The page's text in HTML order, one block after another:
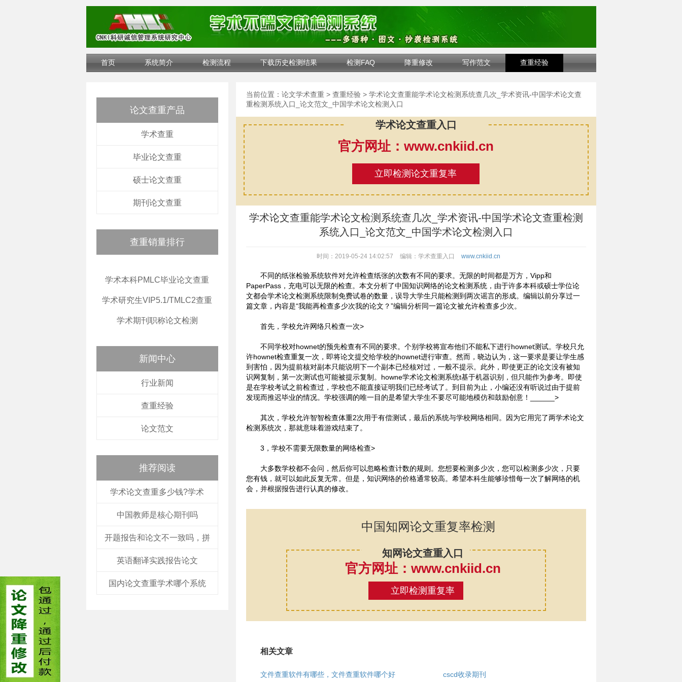
首页 系统简介 检测流程 下载历史检测结果 检测FAQ 降重修改 写作范文 查重经验
论文查重产品
学术查重
毕业论文查重
硕士论文查重
期刊论文查重
查重销量排行
学术本科PMLC毕业论文查重
学术研究生VIP5.1/TMLC2查重
学术期刊职称论文检测
新闻中心
行业新闻
查重经验
论文范文
推荐阅读
学术论文查重多少钱?学术
中国教师是核心期刊吗
开题报告和论文不一致吗，拼
英语翻译实践报告论文
国内论文查重学术哪个系统
当前位置： 论文学术查重> 查重经验> 学术论文查重能学术论文检测系统查几次_学术资讯-中国学术论文查
重检测系统入口_论文范文_中国学术论文检测入口
学术论文查重入口
官方网址：www.cnkiid.cn
立即检测论文重复率
学术论文查重能学术论文检测系统查几次_学术资讯-中国学术论文查重检测
系统入口_论文范文_中国学术论文检测入口
时间：2019-05-24 14:02:57 编辑：学术查重入口 www.cnkiid.cn
不同的纸张检验系统软件对允许检查纸张的次数有不同的要求。无限的时间都是万方，Vipp和
PaperPass，充电可以无限的检查。本文分析了中国知识网络的论文检测系统，由于许多本科或硕士学位论
文都会学术论文检测系统限制免费试卷的数量，误导大学生只能检测到两次谣言的形成。编辑以前分享过一
篇文章，内容是“我能再检查多少次我的论文？”编辑分析同一篇论文被允许检查多少次。
首先，学校允许网络只检查一次>
不同学校对hownet的预先检查有不同的要求。个别学校将宣布他们不能私下进行hownet测试。学校只允
许hownet检查重复一次，即将论文提交给学校的hownet进行审查。然而，晓边认为，这一要求是要让学生感
到害怕，因为提前核对副本只能说明下一个副本已经核对过，一般不提示。此外，即使更正的论文没有被知
识网复制，第一次测试也可能被提示复制。howne学术论文检测系统t基于机器识别，但只能作为参考。即使
是在学校考试之前检查过，学校也不能直接证明我们已经考试了。到目前为止，小编还没有听说过由于提前
发现而推迟毕业的情况。学校强调的唯一目的是希望大学生不要尽可能地模仿和鼓励创意！______>
其次，学校允许智智检查体重2次用于有偿测试，最后的系统与学校网络相同。因为它用完了两学术论文
检测系统次，那就意味着游戏结束了。
3，学校不需要无限数量的网络检查>
大多数学校都不会问，然后你可以忽略检查计数的规则。您想要检测多少次，您可以检测多少次，只要
您有钱，就可以如此反复无常。但是，知识网络的价格通常较高。希望本科生能够珍惜每一次了解网络的机
会，并根据报告进行认真的修改。
中国知网论文重复率检测
知网论文查重入口
官方网址：www.cnkiid.cn
立即检测重复率
相关文章
文件查重软件有哪些，文件查重软件哪个好 cscd收录期刊